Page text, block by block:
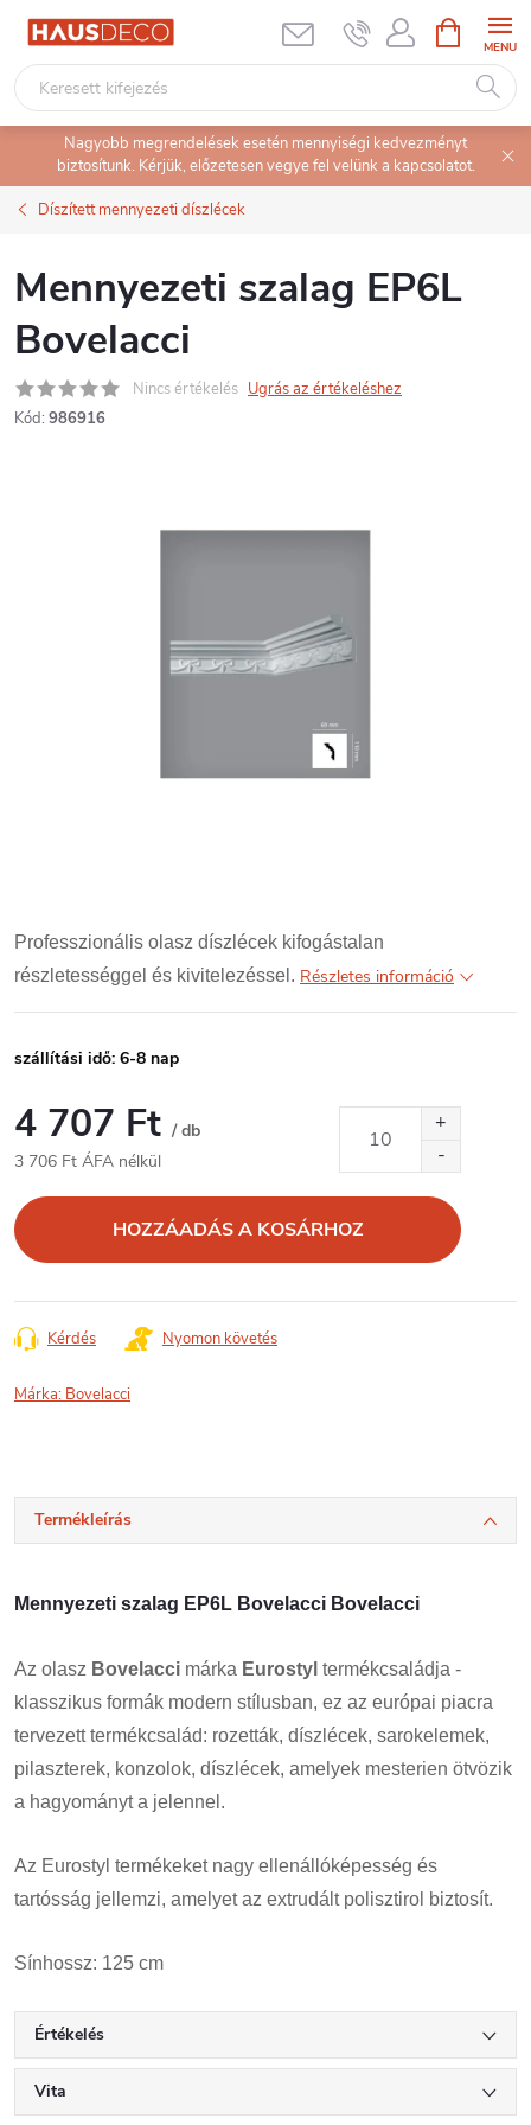
Ugrás
tartalomhoz
KOSÁR
Nagyobb megrendelések esetén mennyiségi kedvezményt
biztosítunk. Kérjük, előzetesen vegye fel velünk a kapcsolatot.
Díszített mennyezeti díszlécek
Mennyezeti szalag EP6L
Bovelacci
Nincs értékelés Ugrás az értékeléshez
Kód: 986916
Professzionális olasz díszlécek kifogástalan
részletességgel és kivitelezéssel. Részletes információ
szállítási idő: 6-8 nap
4 707 Ft / db
3 706 Ft ÁFA nélkül
HOZZÁADÁS A KOSÁRHOZ
Kérdés Nyomon követés
Márka: Bovelacci
Termékleírás
Mennyezeti szalag EP6L Bovelacci Bovelacci
Az olasz Bovelacci márka Eurostyl termékcsaládja -
klasszikus formák modern stílusban, ez az európai piacra
tervezett termékcsalád: rozetták, díszlécek, sarokelemek,
pilaszterek, konzolok, díszlécek, amelyek mesterien ötvözik
a hagyományt a jelennel.
Az Eurostyl termékeket nagy ellenállóképesség és
tartósság jellemzi, amelyet az extrudált polisztirol biztosít.
Sínhossz: 125 cm
Értékelés
Vita